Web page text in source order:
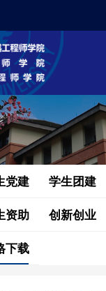
党建 学生团建
资助 创新创业
下载